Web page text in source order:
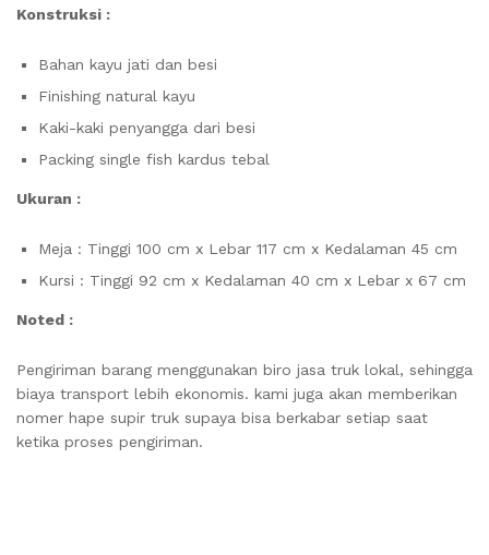
Konstruksi :
Bahan kayu jati dan besi
Finishing natural kayu
Kaki-kaki penyangga dari besi
Packing single fish kardus tebal
Ukuran :
Meja : Tinggi 100 cm x Lebar 117 cm x Kedalaman 45 cm
Kursi : Tinggi 92 cm x Kedalaman 40 cm x Lebar x 67 cm
Noted :
Pengiriman barang menggunakan biro jasa truk lokal, sehingga
biaya transport lebih ekonomis. kami juga akan memberikan
nomer hape supir truk supaya bisa berkabar setiap saat
ketika proses pengiriman.